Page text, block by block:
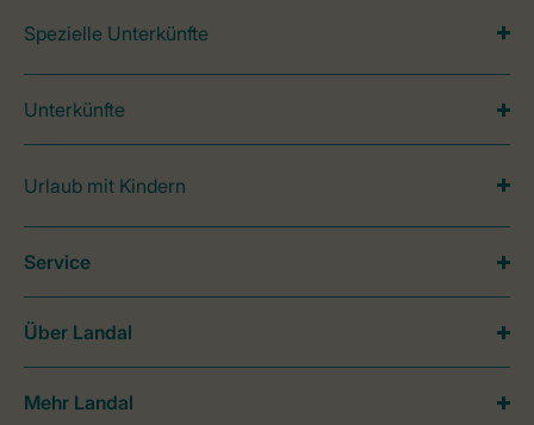
Spezielle Unterkünfte
Unterkünfte
Urlaub mit Kindern
Service
Über Landal
Mehr Landal